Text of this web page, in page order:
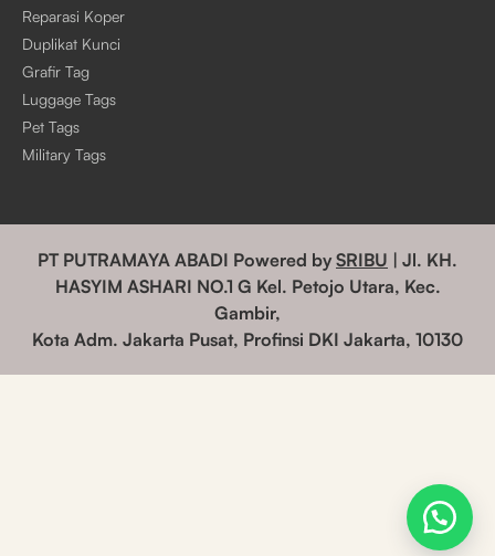
Reparasi Koper
Duplikat Kunci
Grafir Tag
Luggage Tags
Pet Tags
Military Tags
PT PUTRAMAYA ABADI Powered bySRIBU | Jl. KH.
HASYIM ASHARI NO.1 G Kel. Petojo Utara, Kec.
Gambir,
Kota Adm. Jakarta Pusat, Profinsi DKI Jakarta, 10130